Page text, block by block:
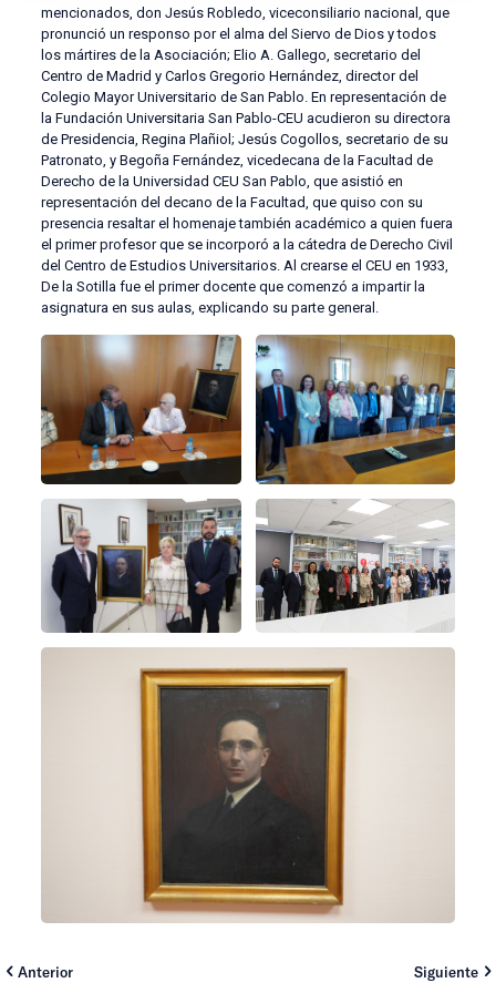
mencionados, don Jesús Robledo, viceconsiliario nacional, que
pronunció un responso por el alma del Siervo de Dios y todos
los mártires de la Asociación; Elio A. Gallego, secretario del
Centro de Madrid y Carlos Gregorio Hernández, director del
Colegio Mayor Universitario de San Pablo. En representación de
la Fundación Universitaria San Pablo-CEU acudieron su directora
de Presidencia, Regina Plañiol; Jesús Cogollos, secretario de su
Patronato, y Begoña Fernández, vicedecana de la Facultad de
Derecho de la Universidad CEU San Pablo, que asistió en
representación del decano de la Facultad, que quiso con su
presencia resaltar el homenaje también académico a quien fuera
el primer profesor que se incorporó a la cátedra de Derecho Civil
del Centro de Estudios Universitarios. Al crearse el CEU en 1933,
De la Sotilla fue el primer docente que comenzó a impartir la
asignatura en sus aulas, explicando su parte general.
Anterior Siguiente